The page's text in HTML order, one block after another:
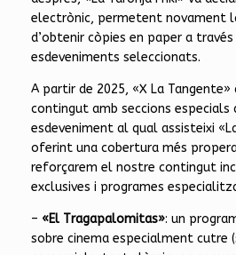
electrònic, permetent novament
d’obtenir còpies en paper a
esdeveniments seleccionats.
A partir de 2025, «X La
contingut amb seccions especials
esdeveniment al qual assisteixi
oferint una cobertura més
reforçarem el nostre contingut
exclusives i programes
– «El Tragapalomitas»: un
sobre cinema especialment cutre